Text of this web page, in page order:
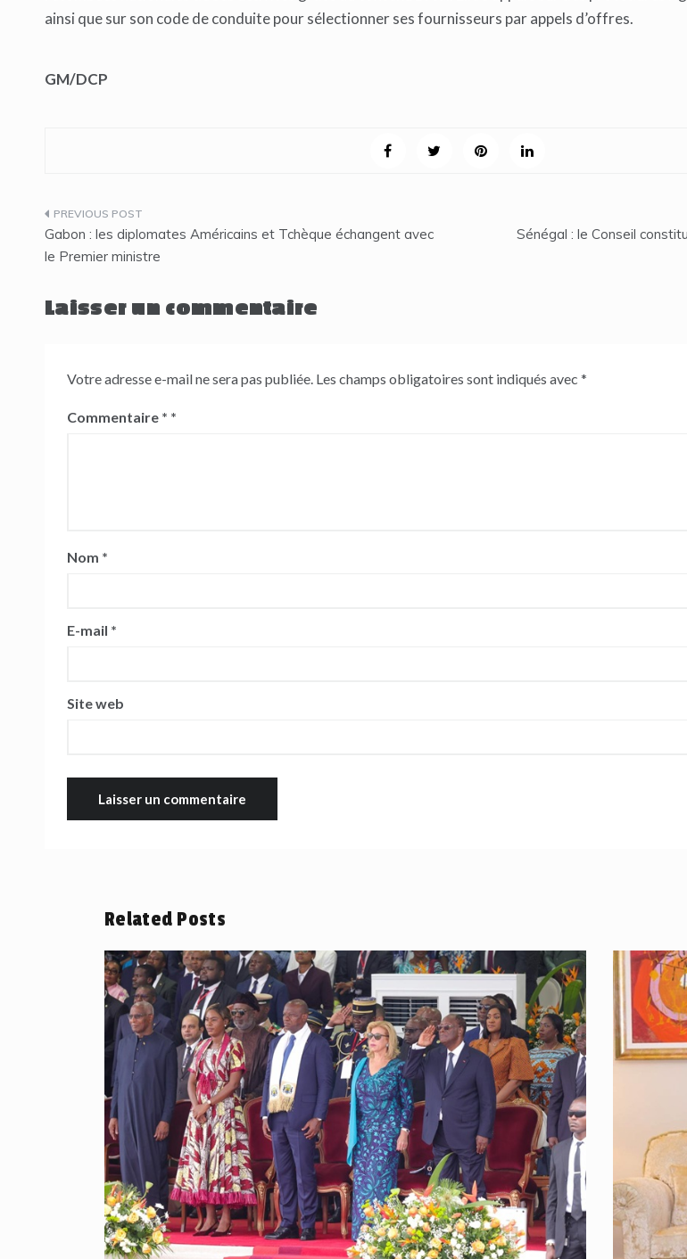
ainsi que sur son code de conduite pour sélectionner ses fournisseurs par appels d’offres.
GM/DCP
Navigation
de
Gabon : les diplomates Américains et Tchèque échangent avec
le Premier ministre
Sénégal : le Conseil
Laisser un commentaire
Votre adresse e-mail ne sera pas publiée. Les champs obligatoires sont indiqués avec *
Commentaire *
Nom *
E-mail *
Site web
Related Posts